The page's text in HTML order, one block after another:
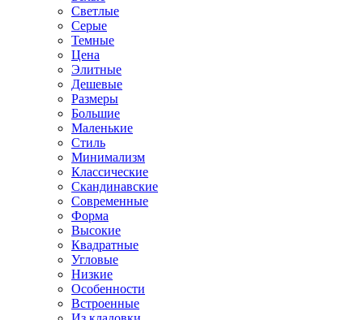
Светлые
Серые
Темные
Цена
Элитные
Дешевые
Размеры
Большие
Маленькие
Стиль
Минимализм
Классические
Скандинавские
Современные
Форма
Высокие
Квадратные
Угловые
Низкие
Особенности
Встроенные